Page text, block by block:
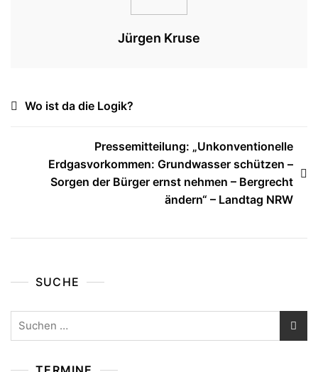
Jürgen Kruse
Beitragsnavigation
Wo ist da die Logik?
Pressemitteilung: „Unkonventionelle
Erdgasvorkommen: Grundwasser schützen –
Sorgen der Bürger ernst nehmen – Bergrecht
ändern“ – Landtag NRW
SUCHE